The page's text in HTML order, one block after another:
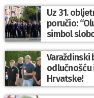
Uz 31.
poručio:
simbol
Varaždinski
Hrvatske!